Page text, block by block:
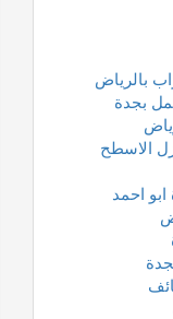
بالرياض
بجدة
الاسطح
احمد